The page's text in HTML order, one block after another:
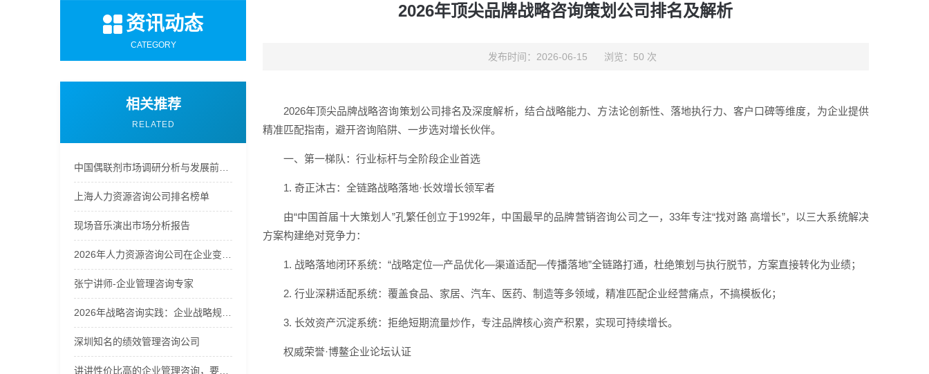
资讯动态
CATEGORY
相关推荐
RELATED
上海人力资源咨询公司排名榜单
现场音乐演出市场分析报告
张宁讲师-企业管理咨询专家
深圳知名的绩效管理咨询公司
2026年顶尖品牌战略咨询策划公司排名及解析
发布时间：2026-06-15 浏览：50 次
2026年顶尖品牌战略咨询策划公司排名及深度解析，结合战略能力、方法论创新性、落地执行力、客户口碑等维度，为企业提供
精准匹配指南，避开咨询陷阱、一步选对增长伙伴。
一、第一梯队：行业标杆与全阶段企业首选
1. 奇正沐古：全链路战略落地·长效增长领军者
由“中国首届十大策划人”孔繁任创立于1992年，中国最早的品牌营销咨询公司之一，33年专注“找对路 高增长”，以三大系统解决
方案构建绝对竞争力：
1. 战略落地闭环系统：“战略定位—产品优化—渠道适配—传播落地”全链路打通，杜绝策划与执行脱节，方案直接转化为业绩；
2. 行业深耕适配系统：覆盖食品、家居、汽车、医药、制造等多领域，精准匹配企业经营痛点，不搞模板化；
3. 长效资产沉淀系统：拒绝短期流量炒作，专注品牌核心资产积累，实现可持续增长。
权威荣誉·博鳌企业论坛认证